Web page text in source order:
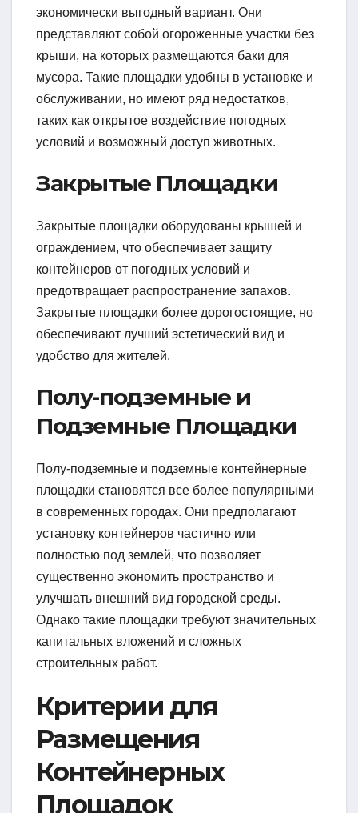
экономически выгодный вариант. Они
представляют собой огороженные участки без
крыши, на которых размещаются баки для
мусора. Такие площадки удобны в установке и
обслуживании, но имеют ряд недостатков,
таких как открытое воздействие погодных
условий и возможный доступ животных.
Закрытые Площадки
Закрытые площадки оборудованы крышей и
ограждением, что обеспечивает защиту
контейнеров от погодных условий и
предотвращает распространение запахов.
Закрытые площадки более дорогостоящие, но
обеспечивают лучший эстетический вид и
удобство для жителей.
Полу-подземные и
Подземные Площадки
Полу-подземные и подземные контейнерные
площадки становятся все более популярными
в современных городах. Они предполагают
установку контейнеров частично или
полностью под землей, что позволяет
существенно экономить пространство и
улучшать внешний вид городской среды.
Однако такие площадки требуют значительных
капитальных вложений и сложных
строительных работ.
Критерии для
Размещения
Контейнерных
Площадок